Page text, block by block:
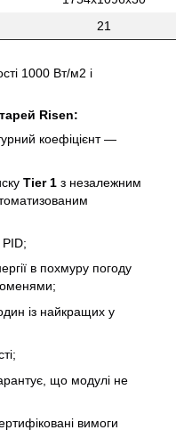
21
1000 Вт/м2 і
Risen:
коефіцієнт —
Tier 1 з незалежним
PID;
в похмуру погоду
із найкращих у
що модулі не
вимоги